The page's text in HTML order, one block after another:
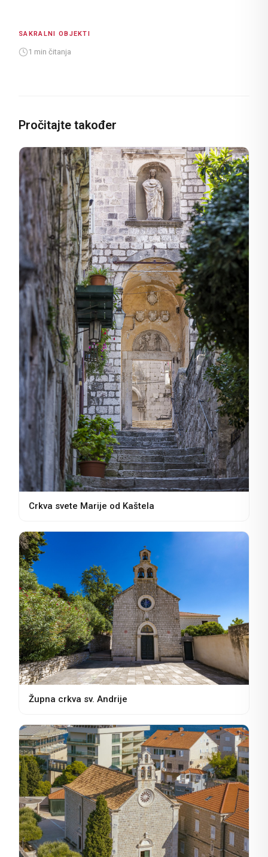
SAKRALNI OBJEKTI
1 min čitanja
Pročitajte također
Crkva svete Marije od Kaštela
Župna crkva sv. Andrije